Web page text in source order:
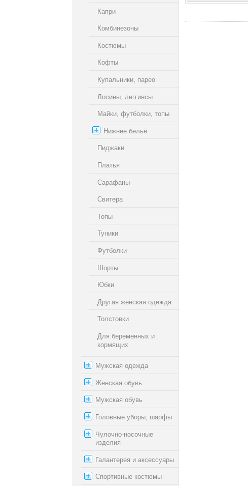
Капри
Комбинезоны
Костюмы
Кофты
Купальники, парео
Лосины, леггинсы
Майки, футболки, топы
Нижнее бельё
Пиджаки
Платья
Сарафаны
Свитера
Топы
Туники
Футболки
Шорты
Юбки
Другая женская одежда
Толстовки
Для беременных и
кормящих
Мужская одежда
Женская обувь
Мужская обувь
Головные уборы, шарфы
Чулочно-носочные
изделия
Галантерея и аксессуары
Спортивные костюмы